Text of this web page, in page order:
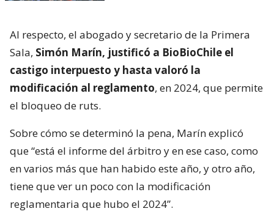
Al respecto, el abogado y secretario de la Primera
Sala, Simón Marín, justificó a BioBioChile el
castigo interpuesto y hasta valoró la
modificación al reglamento, en 2024, que permite
el bloqueo de ruts.
Sobre cómo se determinó la pena, Marín explicó
que “está el informe del árbitro y en ese caso, como
en varios más que han habido este año, y otro año,
tiene que ver un poco con la modificación
reglamentaria que hubo el 2024”.